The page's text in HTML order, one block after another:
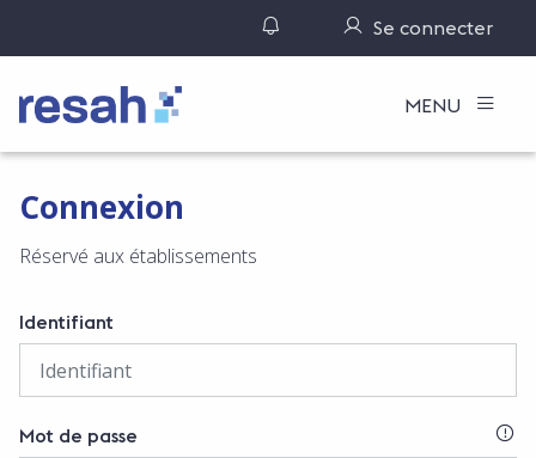
Gérer ses notifications
Se connecter
Logo Resah MENU
Connexion
Réservé aux établissements
Identifiant
Mot de passe